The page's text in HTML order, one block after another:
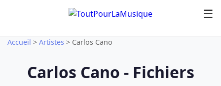
☰
Accueil > Artistes > Carlos Cano
Carlos Cano - Fichiers